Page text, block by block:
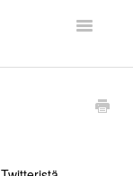
Toggle